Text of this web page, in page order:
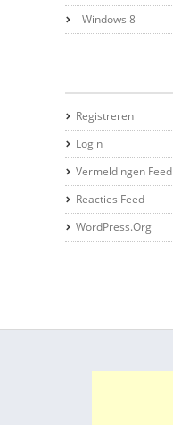
Windows 8
Registreren
Login
Vermeldingen Feed
Reacties Feed
WordPress.org